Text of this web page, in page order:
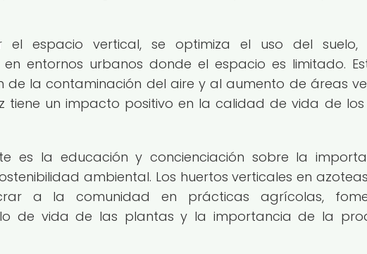
el espacio vertical, se optimiza el uso del
entornos urbanos donde el espacio es limitado.
de la contaminación del aire y al aumento de áreas
tiene un impacto positivo en la calidad de vida de
es la educación y concienciación sobre la
ambiental. Los huertos verticales en
a la comunidad en prácticas agrícolas,
de vida de las plantas y la importancia de la